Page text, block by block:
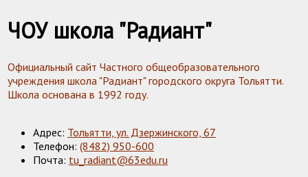
ЧОУ школа "Радиант"
Официальный сайт Частного общеобразовательного
учреждения школа "Радиант" городского округа Тольятти.
Школа основана в 1992 году.
Адрес: Тольятти, ул. Дзержинского, 67
Телефон: (8482) 950-600
Почта: tu_radiant@63edu.ru